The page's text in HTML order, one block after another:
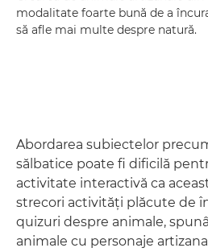
modalitate foarte bună de a
să afle mai multe despre natură.
Abordarea subiectelor
sălbatice poate fi dificilă
activitate interactivă ca
strecori activităţi plăcute de
quizuri despre animale,
animale cu personaje